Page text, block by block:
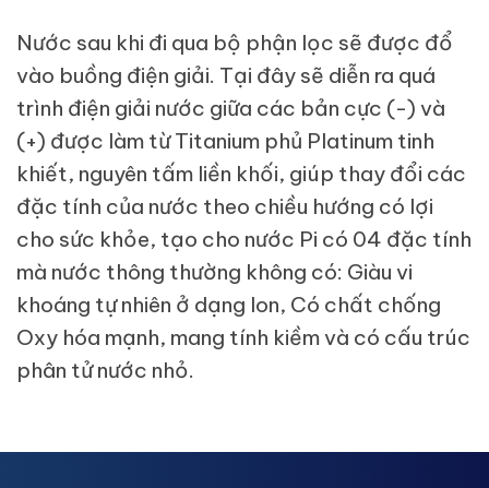
Nước sau khi đi qua bộ phận lọc sẽ được đổ
vào buồng điện giải. Tại đây sẽ diễn ra quá
trình điện giải nước giữa các bản cực (-) và
(+) được làm từ Titanium phủ Platinum tinh
khiết, nguyên tấm liền khối, giúp thay đổi các
đặc tính của nước theo chiều hướng có lợi
cho sức khỏe, tạo cho nước Pi có 04 đặc tính
mà nước thông thường không có: Giàu vi
khoáng tự nhiên ở dạng Ion, Có chất chống
Oxy hóa mạnh, mang tính kiềm và có cấu trúc
phân tử nước nhỏ.